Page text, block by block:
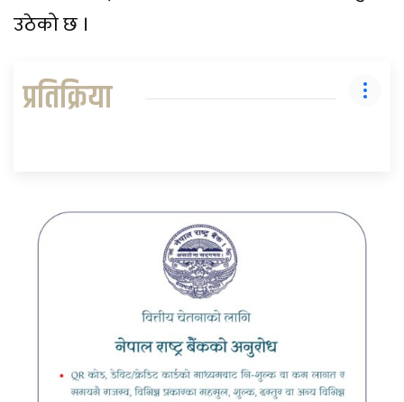
उठेको छ ।
प्रतिक्रिया